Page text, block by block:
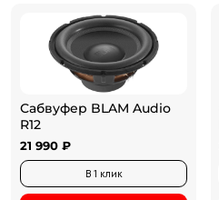
Сабвуфер BLAM Audio
R12
21 990 ₽
В 1 клик